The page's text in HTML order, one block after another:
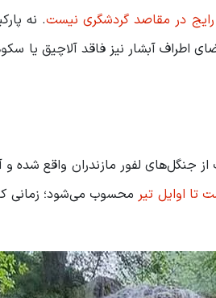
رایج در مقاصد گردشگری نیست. نه
اطراف آبشار نیز فاقد آلاچیق یا
جنگل‌های لفور مازندران واقع شده و
تا اوایل تیر محسوب می‌شود؛ زمانی